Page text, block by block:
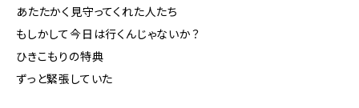
あたたかく見守ってくれた人たち
もしかして今日は行くんじゃないか？
ひきこもりの特典
ずっと緊張していた